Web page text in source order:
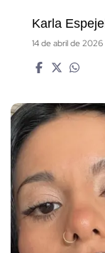
Karla Espejel
14 de abril de 2026